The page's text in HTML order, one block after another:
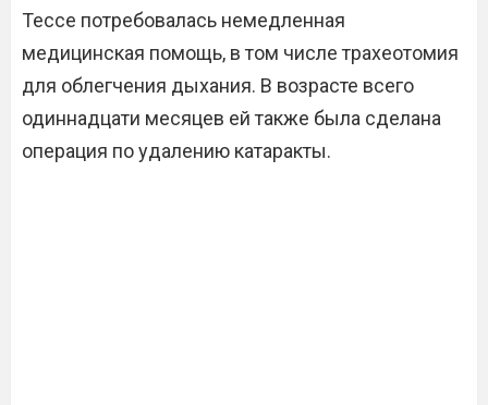
Тессе потребовалась немедленная
медицинская помощь, в том числе трахеотомия
для облегчения дыхания. В возрасте всего
одиннадцати месяцев ей также была сделана
операция по удалению катаракты.